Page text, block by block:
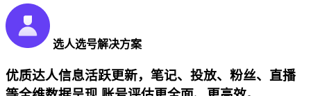
选人选号解决方案
优质达人信息活跃更新，笔记、投放、粉丝、直播